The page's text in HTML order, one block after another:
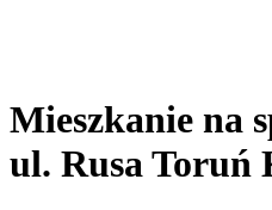
Mieszkanie na
ul. Rusa Toruń